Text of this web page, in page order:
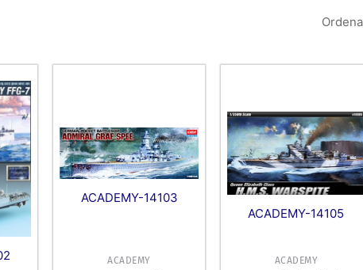
ACADEMY-14103
ACADEMY
ACADEMY-14105
ACADEMY